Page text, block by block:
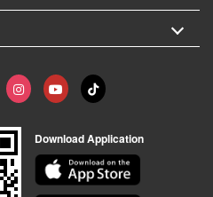
Download Application